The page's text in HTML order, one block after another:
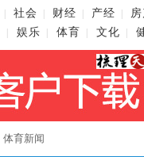
社会 财经 产经
娱乐 体育 文化
体育新闻